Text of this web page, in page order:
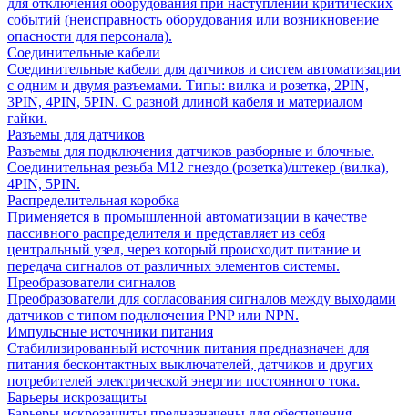
для отключения оборудования при наступлении критических
событий (неисправность оборудования или возникновение
опасности для персонала).
Соединительные кабели
Соединительные кабели для датчиков и систем автоматизации
с одним и двумя разъемами. Типы: вилка и розетка, 2PIN,
3PIN, 4PIN, 5PIN. С разной длиной кабеля и материалом
гайки.
Разъемы для датчиков
Разъемы для подключения датчиков разборные и блочные.
Соединительная резьба М12 гнездо (розетка)/штекер (вилка),
4PIN, 5PIN.
Распределительная коробка
Применяется в промышленной автоматизации в качестве
пассивного распределителя и представляет из себя
центральный узел, через который происходит питание и
передача сигналов от различных элементов системы.
Преобразователи сигналов
Преобразователи для согласования сигналов между выходами
датчиков с типом подключения PNP или NPN.
Импульсные источники питания
Стабилизированный источник питания предназначен для
питания бесконтактных выключателей, датчиков и других
потребителей электрической энергии постоянного тока.
Барьеры искрозащиты